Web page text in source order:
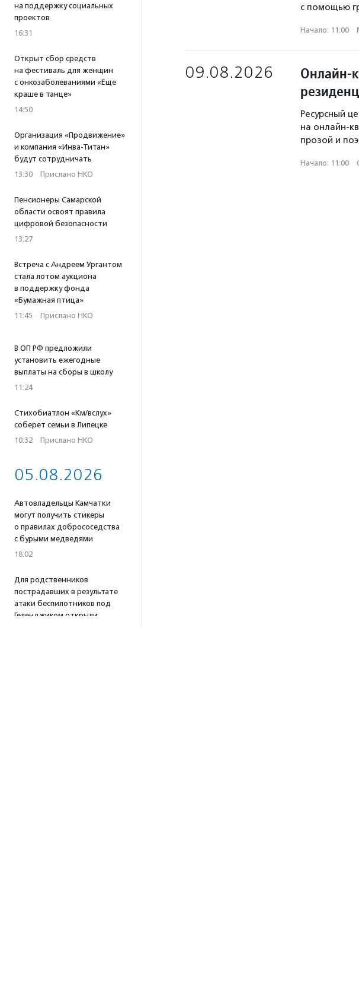
на поддержку социальных
проектов
16:31
Открыт сбор средств
на фестиваль для женщин
с онкозаболеваниями «Еще
краше в танце»
14:50
Организация «Продвижение»
и компания «Инва-Титан»
будут сотрудничать
13:30 · Прислано НКО
Пенсионеры Самарской
области освоят правила
цифровой безопасности
13:27
Встреча с Андреем Ургантом
стала лотом аукциона
в поддержку фонда
«Бумажная птица»
11:45 · Прислано НКО
В ОП РФ предложили
установить ежегодные
выплаты на сборы в школу
11:24
Стихобиатлон «Км/вслух»
соберет семьи в Липецке
10:32 · Прислано НКО
05.08.2026
Автовладельцы Камчатки
могут получить стикеры
о правилах добрососедства
с бурыми медведями
18:02
Для родственников
пострадавших в результате
атаки беспилотников под
Геленджиком открыли
с помощью
Начало: 11:00 ·
09.08.2026
Онлайн-
Ресурсный
на онлайн-
прозой и
Начало: 11:00 ·